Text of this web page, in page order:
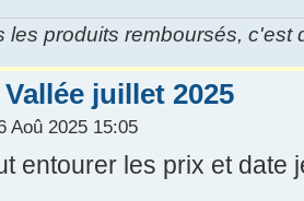
les produits remboursés, c'est
juillet 2025
Aoû 2025 15:05
entourer les prix et date